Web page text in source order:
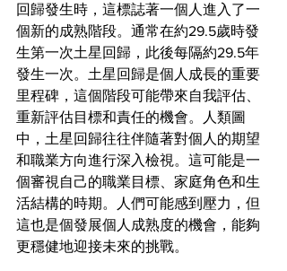
回歸發生時，這標誌著一個人進入了一
個新的成熟階段。通常在約29.5歲時發
生第一次土星回歸，此後每隔約29.5年
發生一次。土星回歸是個人成長的重要
里程碑，這個階段可能帶來自我評估、
重新評估目標和責任的機會。人類圖
中，土星回歸往往伴隨著對個人的期望
和職業方向進行深入檢視。這可能是一
個審視自己的職業目標、家庭角色和生
活結構的時期。人們可能感到壓力，但
這也是個發展個人成熟度的機會，能夠
更穩健地迎接未來的挑戰。